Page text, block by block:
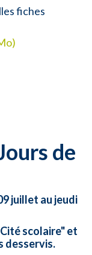
fiches
de
juillet au jeudi
scolaire" et
desservis.